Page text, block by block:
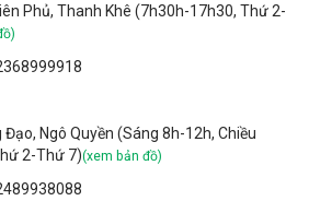
Phủ, Thanh Khê (7h30h-17h30, Thứ 2-
Đạo, Ngô Quyền (Sáng 8h-12h, Chiều
2-Thứ 7)(xem bản đồ)